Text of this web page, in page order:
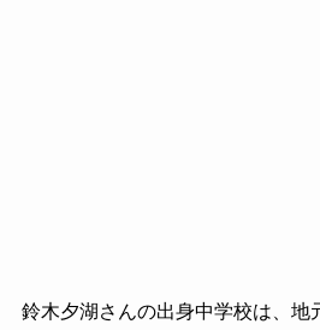
鈴木夕湖さんの出身中学校は、地